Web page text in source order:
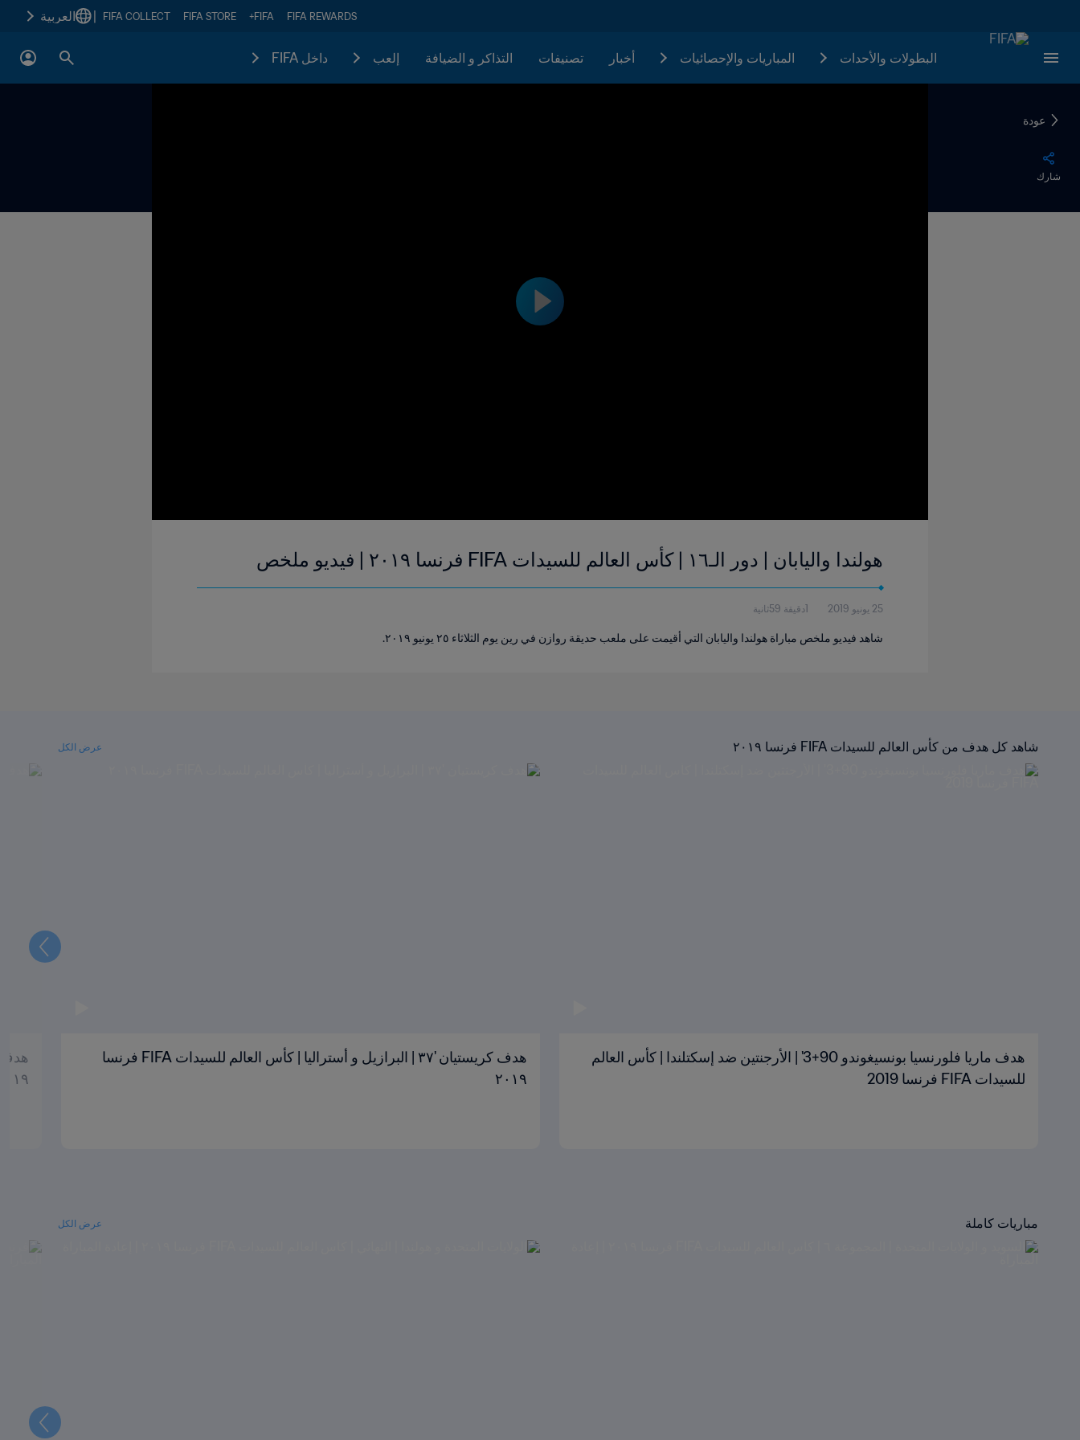
FIFA REWARDS
FIFA+
FIFA STORE
FIFA COLLECT العربية
البطولات والأحدات المباريات والإحصائيات أخبار تصنيفات التذاكر و الضيافة إلعب داخل FIFA
عودة
شارك
هولندا واليابان | دور الـ١٦ | كأس العالم للسيدات FIFA فرنسا ٢٠١٩ | فيديو ملخص
25 يونيو 2019 1دقيقة 59ثانية
شاهد فيديو ملخص مباراة هولندا واليابان التي أقيمت على ملعب حديقة روازن في رين يوم الثلاثاء ٢٥ يونيو ٢٠١٩.
شاهد كل هدف من كأس العالم للسيدات FIFA فرنسا ٢٠١٩ عرض الكل
هدف ماريا فلورنسيا بونسيغوندو 90+3' | الأرجنتين ضد إسكتلندا | كأس العالم
للسيدات FIFA فرنسا 2019
هدف كريستيان '٣٧ | البرازيل و أستراليا | كأس العالم للسيدات FIFA فرنسا
٢٠١٩
التالي
مباريات كاملة عرض الكل
التالي